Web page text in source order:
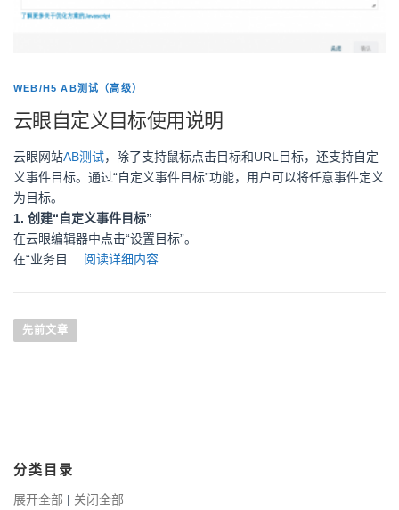
WEB/H5 AB测试（高级）
云眼自定义目标使用说明
云眼网站AB测试，除了支持鼠标点击目标和URL目标，还支持自定
义事件目标。通过“自定义事件目标”功能，用户可以将任意事件定义
为目标。
1. 创建“自定义事件目标”
在云眼编辑器中点击“设置目标”。
在“业务目… 阅读详细内容......
先前文章
分类目录
展开全部 | 关闭全部